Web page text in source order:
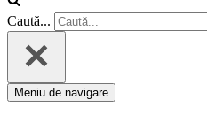
Caută...
Meniu de navigare